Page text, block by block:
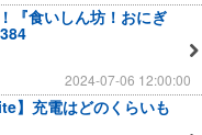
『食いしん坊！おにぎ
2024-07-06 12:00:00
】充電はどのくらいも